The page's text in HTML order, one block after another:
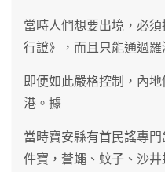
當時人們想要出境，必
行證》，而且只能通過羅
即便如此嚴格控制，內
港。據
當時寶安縣有首民謠專
件寶，蒼蠅、蚊子、沙